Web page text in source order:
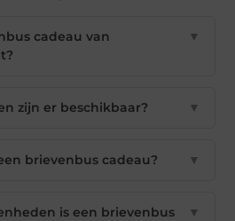
cadeau van
▼
zijn er beschikbaar? ▼
brievenbus cadeau? ▼
is een brievenbus
▼